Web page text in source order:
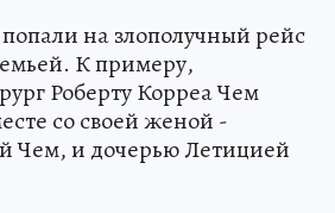
на злополучный рейс
К примеру,
Роберту Корреа Чем
со своей женой -
Чем, и дочерью Летицией